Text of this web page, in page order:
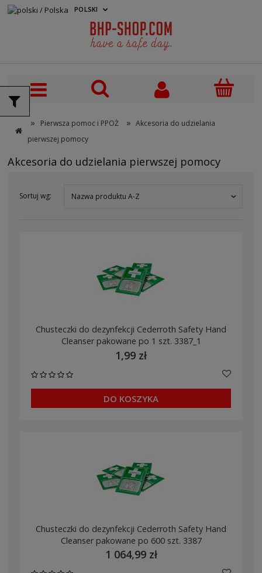
» Pierwsza pomoc i PPOŻ » Akcesoria do udzielania
pierwszej pomocy
POLSKI
Akcesoria do udzielania pierwszej pomocy
Sortuj wg: Nazwa produktu A-Z
Chusteczki do dezynfekcji Cederroth Safety Hand
Cleanser pakowane po 1 szt. 3387_1
1,99 zł
DO KOSZYKA
Chusteczki do dezynfekcji Cederroth Safety Hand
Cleanser pakowane po 600 szt. 3387
1 064,99 zł